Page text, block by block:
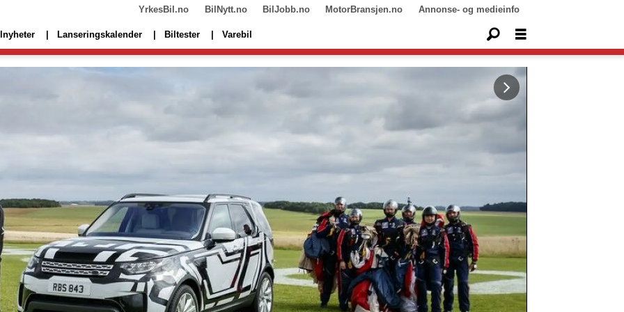
YrkesBil.no BilNytt.no BilJobb.no MotorBransjen.no Annonse- og medieinfo
Lanseringskalender Biltester Varebil